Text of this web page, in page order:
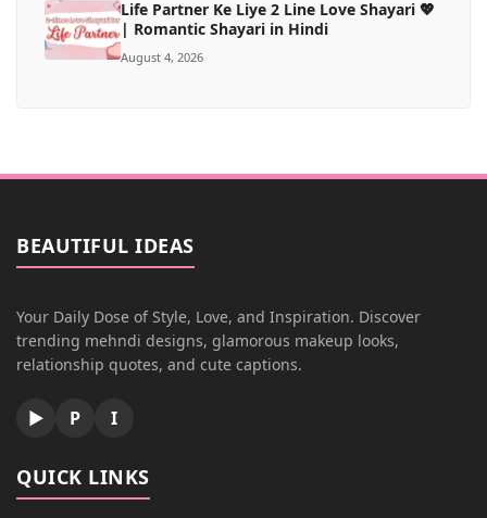
Life Partner Ke Liye 2 Line Love Shayari 💖
| Romantic Shayari in Hindi
August 4, 2026
BEAUTIFUL IDEAS
Your Daily Dose of Style, Love, and Inspiration. Discover
trending mehndi designs, glamorous makeup looks,
relationship quotes, and cute captions.
▶ P I
QUICK LINKS